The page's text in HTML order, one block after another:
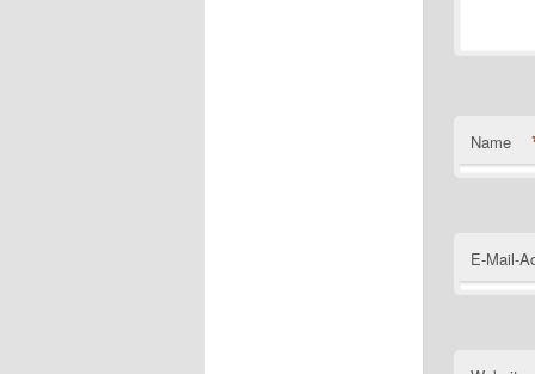
Name
E-Mail-